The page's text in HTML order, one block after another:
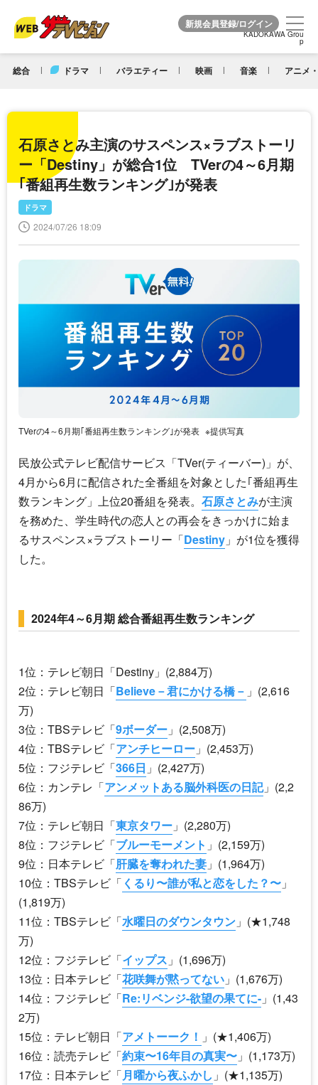
KADOKAWA Grou
p
総合 ドラマ バラエティー 映画 音楽 アニメ
KADOKAWA Grou
p
石原さとみ主演のサスペンス×ラブストーリ
ー「Destiny」が総合1位 TVerの4～6月期
｢番組再生数ランキング｣が発表
ドラマ
2024/07/26 18:09
TVerの4～6月期｢番組再生数ランキング｣が発表 ※提供写真
民放公式テレビ配信サービス「TVer(ティーバー)」が、
4月から6月に配信された全番組を対象とした｢番組再生
数ランキング」上位20番組を発表。 石原さとみが主演
を務めた、学生時代の恋人との再会をきっかけに始ま
るサスペンス×ラブストーリー「Destiny 」が1位を獲得
した。
2024年4～6月期 総合番組再生数ランキング
1位：テレビ朝日「Destiny 」(2,884万)
2位：テレビ朝日「Believe－君にかける橋－ 」(2,616
万)
3位：TBSテレビ「9ボーダー 」(2,508万)
4位：TBSテレビ「アンチヒーロー 」(2,453万)
5位：フジテレビ「366日 」(2,427万)
6位：カンテレ「アンメットある脳外科医の日記」(2,2
86万)
7位：テレビ朝日「東京タワー 」(2,280万)
8位：フジテレビ「ブルーモーメント 」(2,159万)
9位：日本テレビ「肝臓を奪われた妻 」(1,964万)
10位：TBSテレビ「 くるり〜誰が私と恋をした？〜 」
(1,819万)
11位：TBSテレビ「水曜日のダウンタウン 」(★1,748
万)
12位：フジテレビ「イップス 」(1,696万)
13位：日本テレビ「花咲舞が黙ってない 」(1,676万)
14位：フジテレビ「Re:リベンジ-欲望の果てに- 」(1,43
2万)
15位：テレビ朝日「アメトーーク！ 」(★1,406万)
16位：読売テレビ「約束〜16年目の真実〜 」(1,173万)
17位：日本テレビ「月曜から夜ふかし 」(★1,135万)